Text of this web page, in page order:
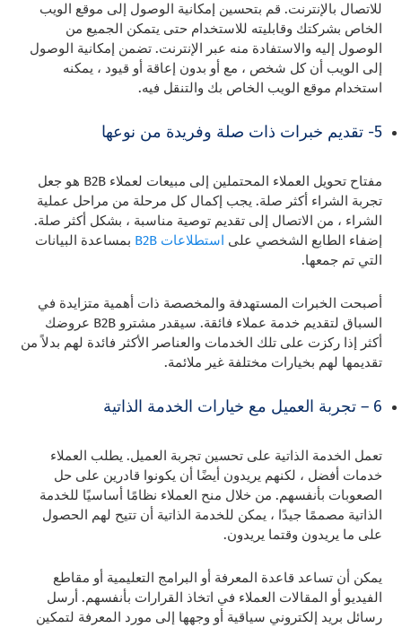
للاتصال بالإنترنت. قم بتحسين إمكانية الوصول إلى موقع الويب
الخاص بشركتك وقابليته للاستخدام حتى يتمكن الجميع من
الوصول إليه والاستفادة منه عبر الإنترنت. تضمن إمكانية الوصول
إلى الويب أن كل شخص ، مع أو بدون إعاقة أو قيود ، يمكنه
استخدام موقع الويب الخاص بك والتنقل فيه.
5- تقديم خبرات ذات صلة وفريدة من نوعها
مفتاح تحويل العملاء المحتملين إلى مبيعات لعملاء B2B هو جعل
تجربة الشراء أكثر صلة. يجب إكمال كل مرحلة من مراحل عملية
الشراء ، من الاتصال إلى تقديم توصية مناسبة ، بشكل أكثر صلة.
إضفاء الطابع الشخصي على استطلاعات B2B
بمساعدة البيانات
التي تم جمعها.
أصبحت الخبرات المستهدفة والمخصصة ذات أهمية متزايدة في
السباق لتقديم خدمة عملاء فائقة. سيقدر مشترو B2B عروضك
أكثر إذا ركزت على تلك الخدمات والعناصر الأكثر فائدة لهم بدلاً من
تقديمها لهم بخيارات مختلفة غير ملائمة.
6 – تجربة العميل مع خيارات الخدمة الذاتية
تعمل الخدمة الذاتية على تحسين تجربة العميل. يطلب العملاء
خدمات أفضل ، لكنهم يريدون أيضًا أن يكونوا قادرين على حل
الصعوبات بأنفسهم. من خلال منح العملاء نظامًا أساسيًا للخدمة
الذاتية مصممًا جيدًا ، يمكن للخدمة الذاتية أن تتيح لهم الحصول
على ما يريدون وقتما يريدون.
يمكن أن تساعد قاعدة المعرفة أو البرامج التعليمية أو مقاطع
الفيديو أو المقالات العملاء في اتخاذ القرارات بأنفسهم. أرسل
رسائل بريد إلكتروني سياقية أو وجهها إلى مورد المعرفة لتمكين